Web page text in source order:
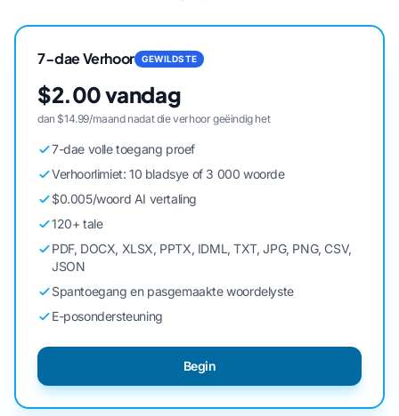
7-dae Verhoor GEWILDSTE
$2.00 vandag
dan $14.99/maand nadat die verhoor geëindig het
7-dae volle toegang proef
Verhoorlimiet: 10 bladsye of 3 000 woorde
$0.005/woord AI vertaling
120+ tale
PDF, DOCX, XLSX, PPTX, IDML, TXT, JPG, PNG, CSV,
JSON
Spantoegang en pasgemaakte woordelyste
E-posondersteuning
Begin